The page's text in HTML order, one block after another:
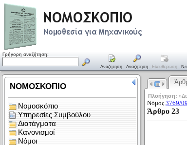
Γρήγορη αναζήτηση:
Αναζήτηση Αναζήτηση Ελευθέρωση